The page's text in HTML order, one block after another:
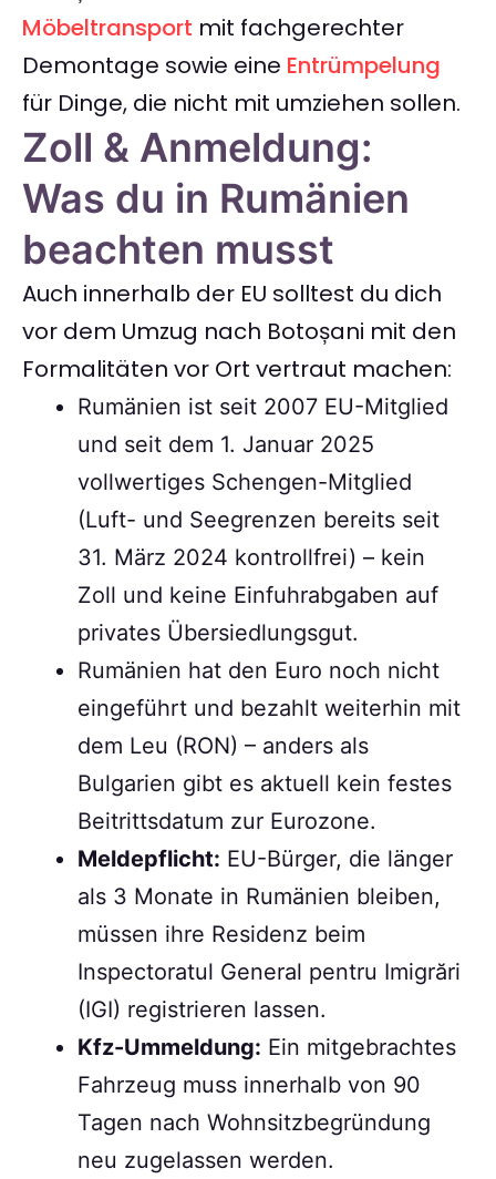
Möbeltransport mit fachgerechter
Demontage sowie eine Entrümpelung
für Dinge, die nicht mit umziehen sollen.
Zoll & Anmeldung:
Was du in Rumänien
beachten musst
Auch innerhalb der EU solltest du dich
vor dem Umzug nach Botoșani mit den
Formalitäten vor Ort vertraut machen:
Rumänien ist seit 2007 EU-Mitglied
und seit dem 1. Januar 2025
vollwertiges Schengen-Mitglied
(Luft- und Seegrenzen bereits seit
31. März 2024 kontrollfrei) – kein
Zoll und keine Einfuhrabgaben auf
privates Übersiedlungsgut.
Rumänien hat den Euro noch nicht
eingeführt und bezahlt weiterhin mit
dem Leu (RON) – anders als
Bulgarien gibt es aktuell kein festes
Beitrittsdatum zur Eurozone.
Meldepflicht: EU-Bürger, die länger
als 3 Monate in Rumänien bleiben,
müssen ihre Residenz beim
Inspectoratul General pentru Imigrări
(IGI) registrieren lassen.
Kfz-Ummeldung: Ein mitgebrachtes
Fahrzeug muss innerhalb von 90
Tagen nach Wohnsitzbegründung
neu zugelassen werden.